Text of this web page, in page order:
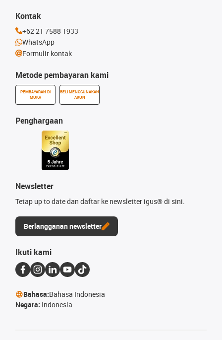
Metode pembayaran kami
PEMBAYARAN DI
MUKA
BELI MENGGUNAKAN
AKUN
Penghargaan
Newsletter
Tetap up to date dan daftar ke newsletter igus® di sini.
Berlangganan newsletter
Kontak
+62 21 7588 1933
WhatsApp
Formulir kontak
Ikuti kami
Bahasa:Bahasa Indonesia
Negara: Indonesia